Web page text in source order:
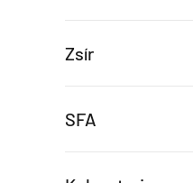
Zsír
SFA